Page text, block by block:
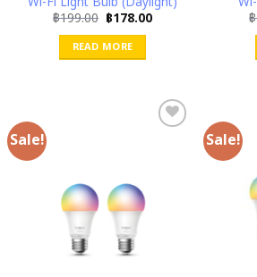
฿199.00 Original
was:
฿199.00.
฿178.00Current
READ MORE
฿
Sale! Sale!